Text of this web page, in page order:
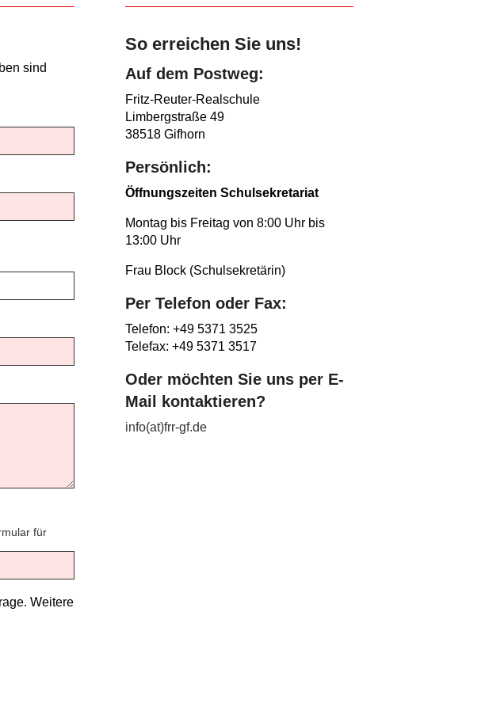
sind
für
Weitere
So erreichen Sie uns!
Auf dem Postweg:
Fritz-Reuter-Realschule
Limbergstraße 49
38518 Gifhorn
Persönlich:
Öffnungszeiten Schulsekretariat
Montag bis Freitag von 8:00 Uhr bis
13:00 Uhr
Frau Block (Schulsekretärin)
Per Telefon oder Fax:
Telefon: +49 5371 3525
Telefax: +49 5371 3517
Oder möchten Sie uns per E-
Mail kontaktieren?
info(at)frr-gf.de